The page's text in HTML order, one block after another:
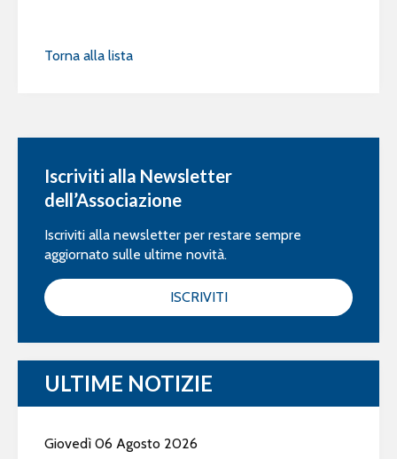
Torna alla lista
Iscriviti alla Newsletter
dell’Associazione
Iscriviti alla newsletter per restare sempre
aggiornato sulle ultime novità.
ISCRIVITI
ULTIME NOTIZIE
Giovedì 06 Agosto 2026